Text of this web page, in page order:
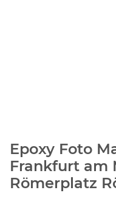
Epoxy Foto
Frankfurt am
Römerplatz